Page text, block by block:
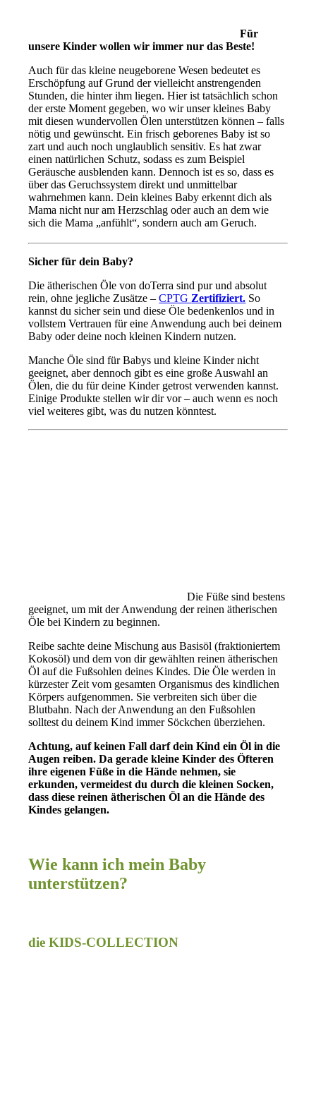
Für
unsere Kinder wollen wir immer nur das Beste!
Auch für das kleine neugeborene Wesen bedeutet es
Erschöpfung auf Grund der vielleicht anstrengenden
Stunden, die hinter ihm liegen. Hier ist tatsächlich schon
der erste Moment gegeben, wo wir unser kleines Baby
mit diesen wundervollen Ölen unterstützen können – falls
nötig und gewünscht. Ein frisch geborenes Baby ist so
zart und auch noch unglaublich sensitiv. Es hat zwar
einen natürlichen Schutz, sodass es zum Beispiel
Geräusche ausblenden kann. Dennoch ist es so, dass es
über das Geruchssystem direkt und unmittelbar
wahrnehmen kann. Dein kleines Baby erkennt dich als
Mama nicht nur am Herzschlag oder auch an dem wie
sich die Mama „anfühlt“, sondern auch am Geruch.
Sicher für dein Baby?
Die ätherischen Öle von doTerra sind pur und absolut
rein, ohne jegliche Zusätze –CPTG Zertifiziert. So
kannst du sicher sein und diese Öle bedenkenlos und in
vollstem Vertrauen für eine Anwendung auch bei deinem
Baby oder deine noch kleinen Kindern nutzen.
Manche Öle sind für Babys und kleine Kinder nicht
geeignet, aber dennoch gibt es eine große Auswahl an
Ölen, die du für deine Kinder getrost verwenden kannst.
Einige Produkte stellen wir dir vor – auch wenn es noch
viel weiteres gibt, was du nutzen könntest.
Die Füße sind bestens
geeignet, um mit der Anwendung der reinen ätherischen
Öle bei Kindern zu beginnen.
Reibe sachte deine Mischung aus Basisöl (fraktioniertem
Kokosöl) und dem von dir gewählten reinen ätherischen
Öl auf die Fußsohlen deines Kindes. Die Öle werden in
kürzester Zeit vom gesamten Organismus des kindlichen
Körpers aufgenommen. Sie verbreiten sich über die
Blutbahn. Nach der Anwendung an den Fußsohlen
solltest du deinem Kind immer Söckchen überziehen.
Achtung, auf keinen Fall darf dein Kind ein Öl in die
Augen reiben. Da gerade kleine Kinder des Öfteren
ihre eigenen Füße in die Hände nehmen, sie
erkunden, vermeidest du durch die kleinen Socken,
dass diese reinen ätherischen Öl an die Hände des
Kindes gelangen.
Wie kann ich mein Baby
unterstützen?
die KIDS-COLLECTION